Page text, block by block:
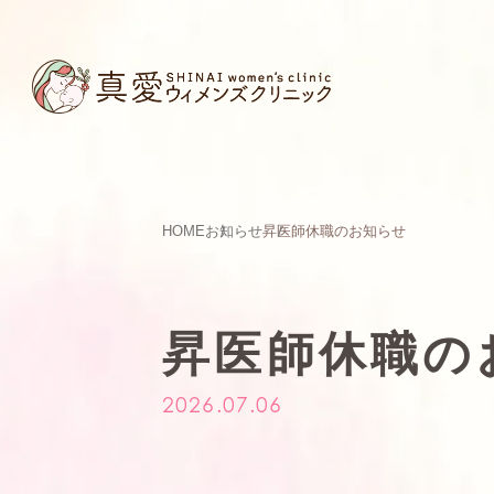
HOMEお知らせ昇医師休職のお知らせ
昇医師休職の
2026.07.06